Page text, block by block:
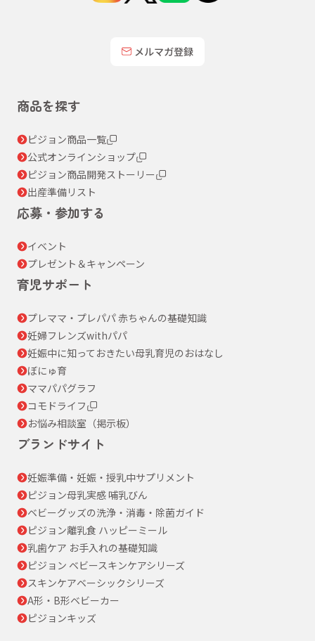
メルマガ登録
商品を探す
ピジョン商品一覧
公式オンラインショップ
ピジョン商品開発ストーリー
出産準備リスト
応募・参加する
イベント
プレゼント＆キャンペーン
育児サポート
プレママ・プレパパ 赤ちゃんの基礎知識
妊婦フレンズwithパパ
妊娠中に知っておきたい母乳育児のおはなし
ぼにゅ育
ママパパグラフ
コモドライフ
お悩み相談室（掲示板）
ブランドサイト
妊娠準備・妊娠・授乳中サプリメント
ピジョン母乳実感 哺乳びん
ベビーグッズの洗浄・消毒・除菌ガイド
ピジョン離乳食 ハッピーミール
乳歯ケア お手入れの基礎知識
ピジョン ベビースキンケアシリーズ
スキンケアベーシックシリーズ
A形・B形ベビーカー
ピジョンキッズ